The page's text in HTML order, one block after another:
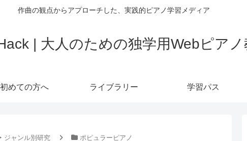
作曲の観点からアプローチした、実践的ピアノ学習メディア
| 大人のための独学用Webピアノ
初めての方へ ライブラリー 学習パス
ジャンル別研究 ポピュラーピアノ